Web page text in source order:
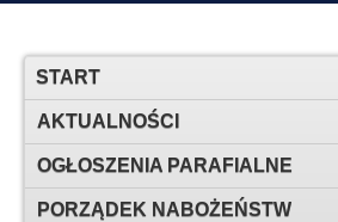
START
AKTUALNOŚCI
OGŁOSZENIA PARAFIALNE
PORZĄDEK NABOŻEŃSTW